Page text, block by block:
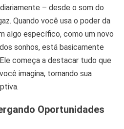
– desde o som do
Quando você usa o poder da
algo específico, como um novo
sonhos, está basicamente
começa a destacar tudo que
imagina, tornando sua
Oportunidades